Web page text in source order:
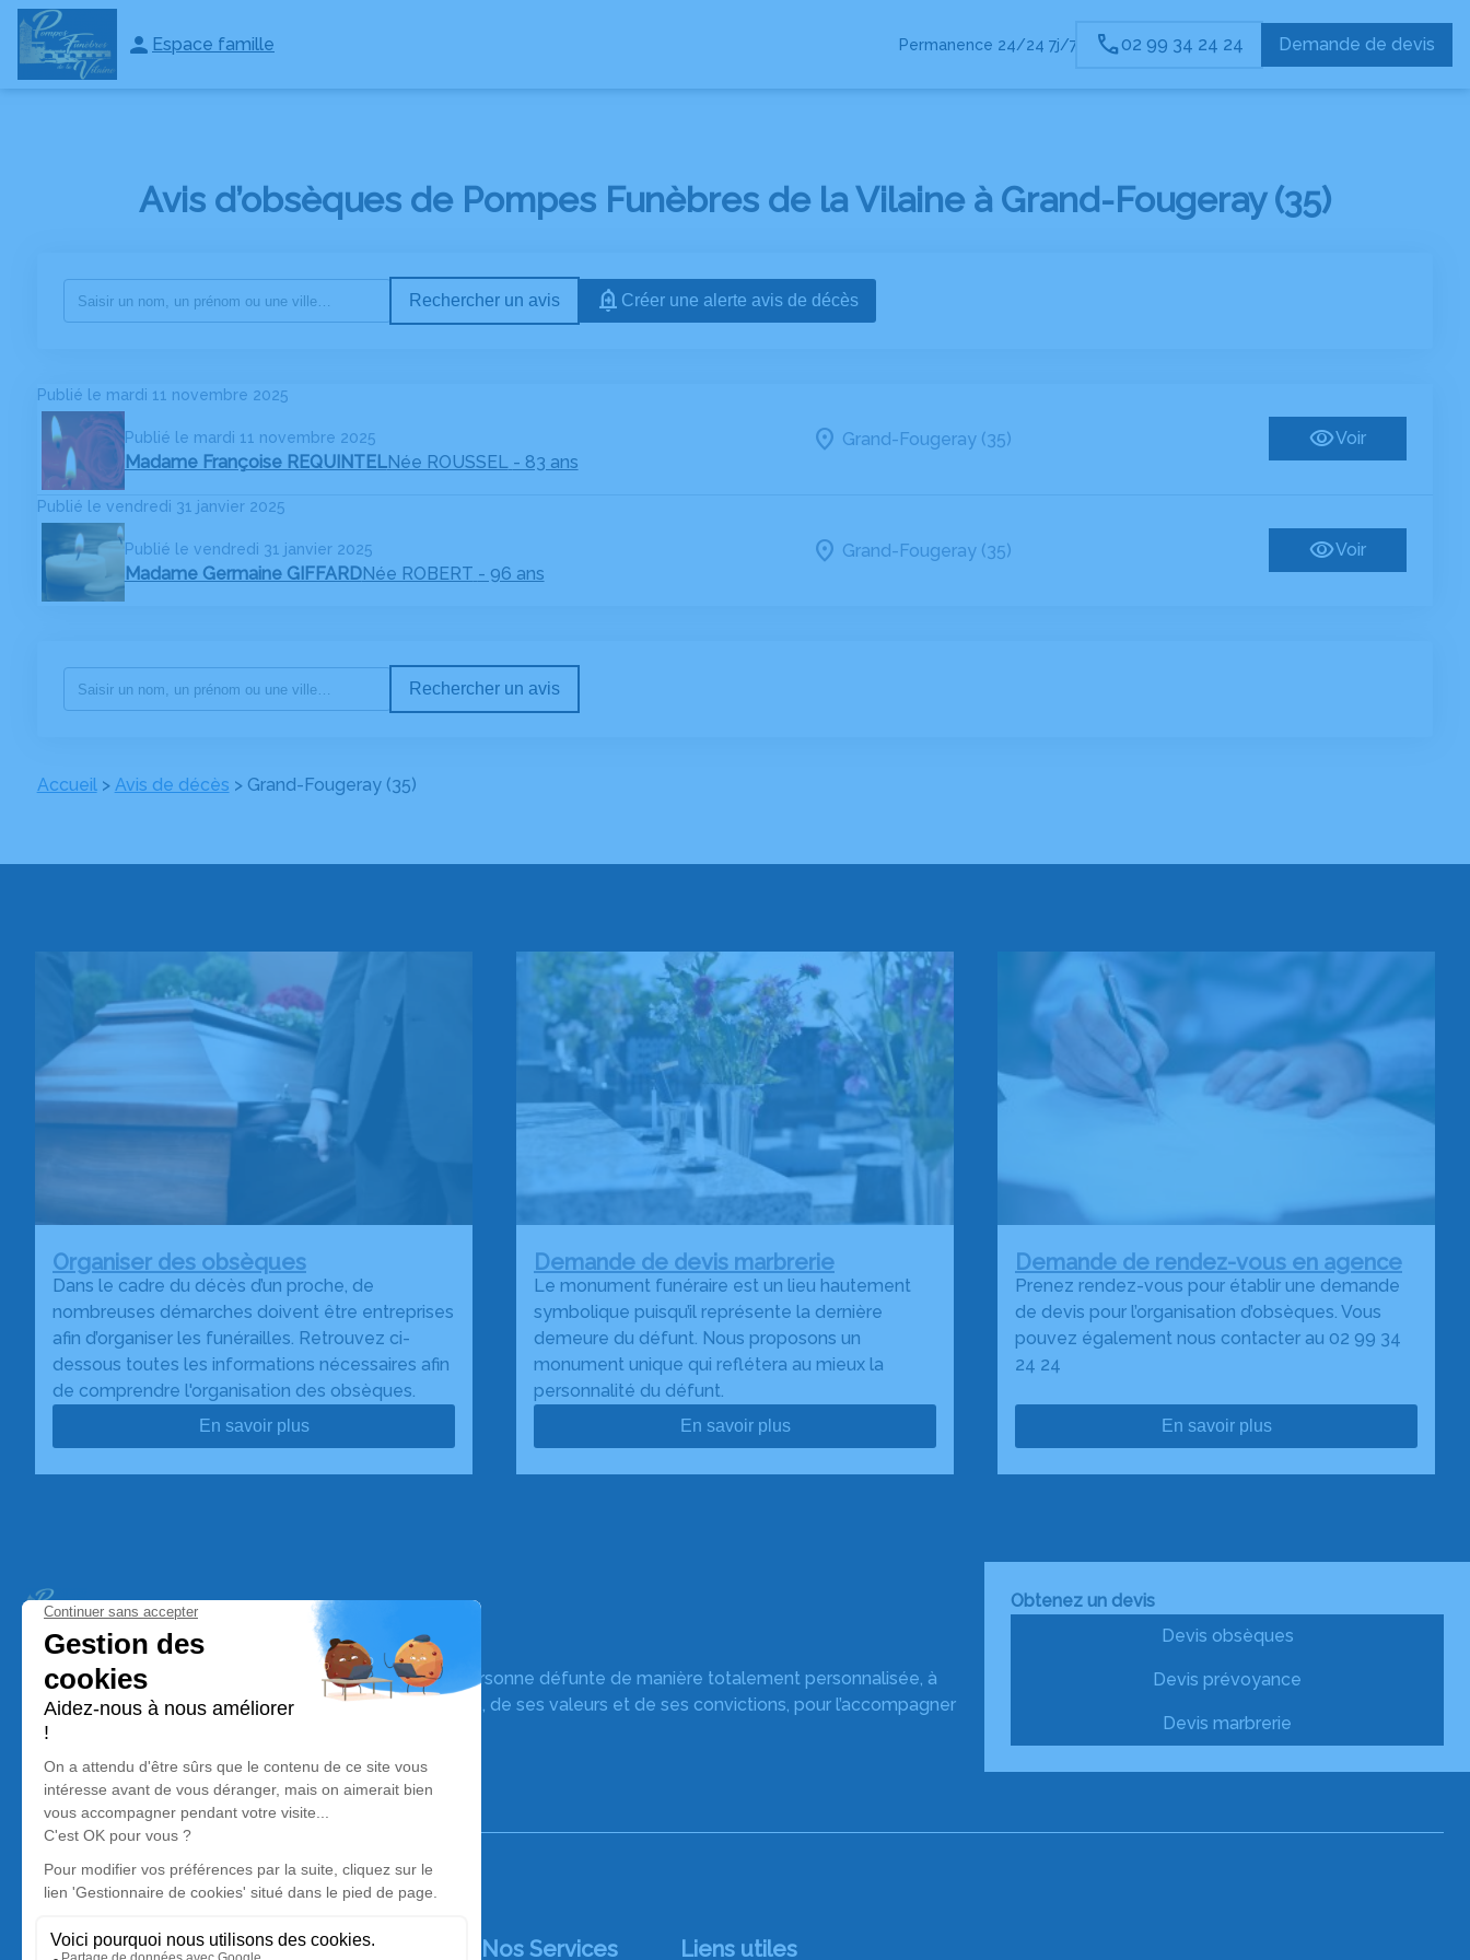
Espace famille Permanence 24/24 7j/7 02 99 34 24 24 Demande de devis
NOS SERVICES NOTRE AGENCE
Avis d’obsèques de Pompes Funèbres de la Vilaine à Grand-Fougeray (35)
Rechercher un avis Créer une alerte avis de décès
Publié le mardi 11 novembre 2025
Publié le mardi 11 novembre 2025
Madame Françoise REQUINTELNée ROUSSEL - 83 ans
Grand-Fougeray (35) Voir
Publié le vendredi 31 janvier 2025
Publié le vendredi 31 janvier 2025
Madame Germaine GIFFARDNée ROBERT - 96 ans
Grand-Fougeray (35) Voir
Rechercher un avis
Accueil> Avis de décès > Grand-Fougeray (35)
Organiser des obsèques
Dans le cadre du décès d’un proche, de
nombreuses démarches doivent être entreprises
afin d’organiser les funérailles. Retrouvez ci-
dessous toutes les informations nécessaires afin
de comprendre l'organisation des obsèques.
En savoir plus
Demande de devis marbrerie
Le monument funéraire est un lieu hautement
symbolique puisqu’il représente la dernière
demeure du défunt. Nous proposons un
monument unique qui reflétera au mieux la
personnalité du défunt.
En savoir plus
Demande de rendez-vous en agence
Prenez rendez-vous pour établir une demande
de devis pour l’organisation d’obsèques. Vous
pouvez également nous contacter au 02 99 34
24 24
En savoir plus
Pompes Funèbres de la Vilaine
Nos équipes vous aident à honorer la mémoire de la personne défunte de manière totalement personnalisée, à
perpétuer son souvenir dans le respect de ses volontés, de ses valeurs et de ses convictions, pour l’accompagner
avec dignité dans son dernier voyage.
Obtenez un devis
Devis obsèques
Devis prévoyance
Devis marbrerie
Notre agence
Pompes Funèbres De La Vilaine
02 55 02 39 64
pfdelavilaine@orange.fr
27 avenue de Pélouine - 35480 - Guipry-Messac
Nos Services Liens utiles